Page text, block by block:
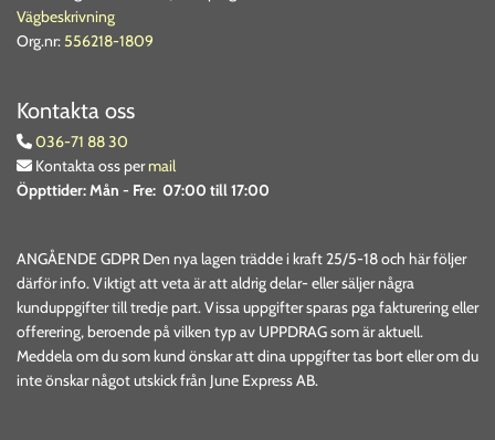
Vägbeskrivning
Org.nr: 556218-1809
Kontakta oss
 036-71 88 30
 Kontakta oss permail
Öppttider:Mån - Fre: 07:00 till 17:00
ANGÅENDE GDPR Den nya lagen trädde i kraft 25/5-18 och här följer
därför info. Viktigt att veta är att aldrig delar- eller säljer några
kunduppgifter till tredje part. Vissa uppgifter sparas pga fakturering eller
offerering, beroende på vilken typ av UPPDRAG som är aktuell.
Meddela om du som kund önskar att dina uppgifter tas bort eller om du
inte önskar något utskick från June Express AB.